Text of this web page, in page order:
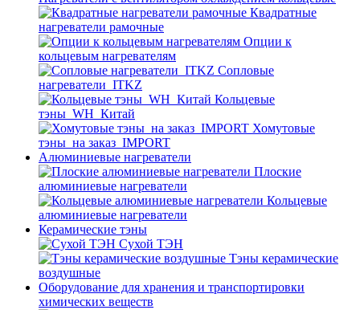
Квадратные
нагреватели рамочные
Опции к
кольцевым нагревателям
Cопловые
нагреватели_ITKZ
Кольцевые
тэны_WH_Китай
Хомутовые
тэны_на заказ_IMPORT
Алюминиевые нагреватели
Плоские
алюминиевые нагреватели
Кольцевые
алюминиевые нагреватели
Керамические тэны
Сухой ТЭН
Тэны керамические
воздушные
Оборудование для хранения и транспортировки
химических веществ